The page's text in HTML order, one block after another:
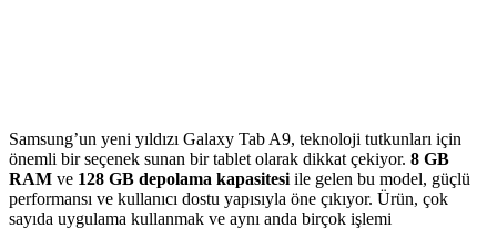
Samsung’un yeni yıldızı Galaxy Tab A9, teknoloji tutkunları için
önemli bir seçenek sunan bir tablet olarak dikkat çekiyor. 8 GB
RAM ve 128 GB depolama kapasitesi ile gelen bu model, güçlü
performansı ve kullanıcı dostu yapısıyla öne çıkıyor. Ürün, çok
sayıda uygulama kullanmak ve aynı anda birçok işlemi